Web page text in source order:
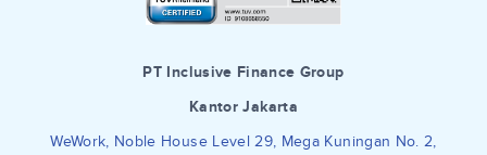
PT Inclusive Finance Group
Kantor Jakarta
WeWork, Noble House Level 29, Mega Kuningan No. 2,